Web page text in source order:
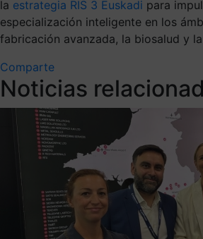
la estrategia RIS 3 Euskadi para
especialización inteligente en los
fabricación avanzada, la biosalud y
Comparte
Noticias